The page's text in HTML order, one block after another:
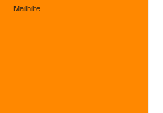
Mailhilfe